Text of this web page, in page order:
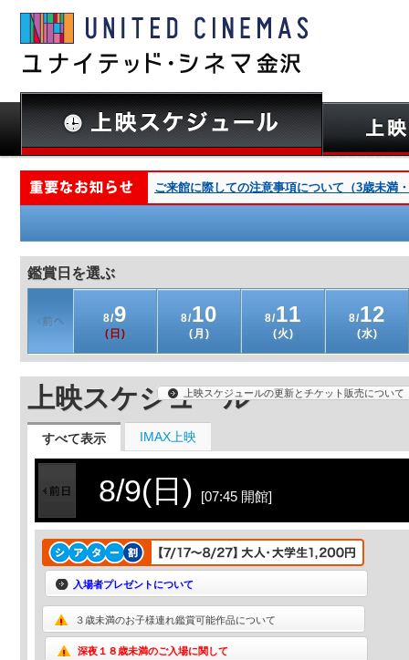
ご来館に際しての注意事項について（3歳未満
鑑賞日を選ぶ
8/9
(日)
8/10
(月)
8/11
(火)
8/12
(水)
上映スケジュール
すべて表示 IMAX上映
上映スケジュールの更新とチケット販売について
8/9(日) [07:45 開館]
入場者プレゼントについて
３歳未満のお子様連れ鑑賞可能作品について
深夜１８歳未満のご入場に関して